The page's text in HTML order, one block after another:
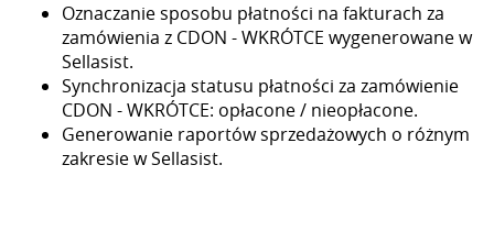
Oznaczanie sposobu płatności na fakturach za
zamówienia z CDON - WKRÓTCE wygenerowane w
Sellasist.
Synchronizacja statusu płatności za zamówienie
CDON - WKRÓTCE: opłacone / nieopłacone.
Generowanie raportów sprzedażowych o różnym
zakresie w Sellasist.